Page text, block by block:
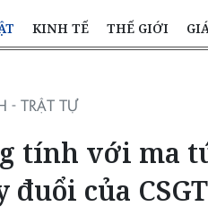
KINH TẾ THẾ GIỚI
- TRẬT TỰ
tính với ma
của CSGT